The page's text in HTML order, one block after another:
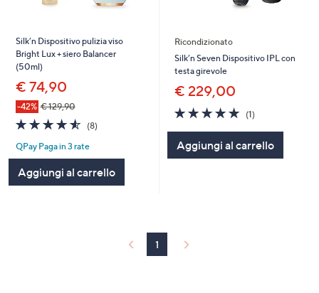
Silk’n Dispositivo pulizia viso
Bright Lux + siero Balancer
(50ml)
€ 74,90
-42% € 129,90
4.5
of
5
Stars
(8)
QPay Paga in 3 rate
Aggiungi al carrello
Ricondizionato
Silk’n Seven Dispositivo IPL con
testa girevole
€ 229,00
5.0
of
5
Stars
(1)
Aggiungi al carrello
1